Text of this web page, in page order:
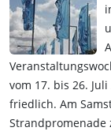
vom 17. bis 26.
friedlich. Am
Strandpromenade